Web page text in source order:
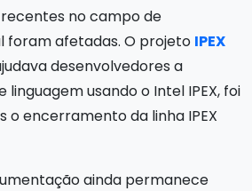
no campo de
foram afetadas. O projeto IPEX
desenvolvedores a
usando o Intel IPEX, foi
o encerramento da linha IPEX
ainda permanece